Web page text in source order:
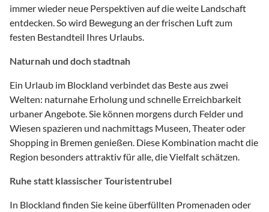
immer wieder neue Perspektiven auf die weite Landschaft
entdecken. So wird Bewegung an der frischen Luft zum
festen Bestandteil Ihres Urlaubs.
Naturnah und doch stadtnah
Ein Urlaub im Blockland verbindet das Beste aus zwei
Welten: naturnahe Erholung und schnelle Erreichbarkeit
urbaner Angebote. Sie können morgens durch Felder und
Wiesen spazieren und nachmittags Museen, Theater oder
Shopping in Bremen genießen. Diese Kombination macht die
Region besonders attraktiv für alle, die Vielfalt schätzen.
Ruhe statt klassischer Touristentrubel
In Blockland finden Sie keine überfüllten Promenaden oder